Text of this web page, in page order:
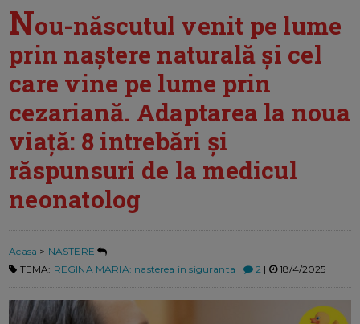
Nou-născutul venit pe lume
prin naștere naturală și cel
care vine pe lume prin
cezariană. Adaptarea la noua
viață: 8 intrebări și
răspunsuri de la medicul
neonatolog
Acasa > NASTERE
TEMA: REGINA MARIA: nasterea in siguranta | 2 | 18/4/2025